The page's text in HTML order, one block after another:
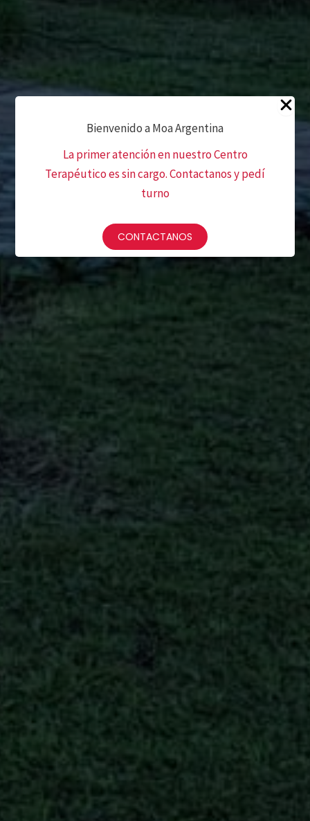
Bienvenido a Moa Argentina
La primer atención en nuestro Centro
Terapéutico es sin cargo. Contactanos y pedí
turno
CONTACTANOS